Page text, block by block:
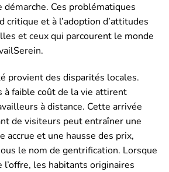
démarche. Ces problématiques
critique et à l’adoption d’attitudes
et ceux qui parcourent le monde
provient des disparités locales.
à faible coût de la vie attirent
à distance. Cette arrivée
de visiteurs peut entraîner une
accrue et une hausse des prix,
le nom de gentrification. Lorsque
l’offre, les habitants originaires